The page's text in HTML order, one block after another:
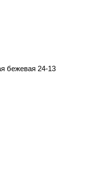
бежевая 24-13